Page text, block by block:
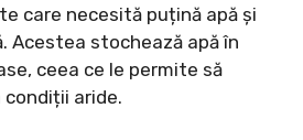
care necesită puțină apă și
Acestea stochează apă în
ceea ce le permite să
aride.